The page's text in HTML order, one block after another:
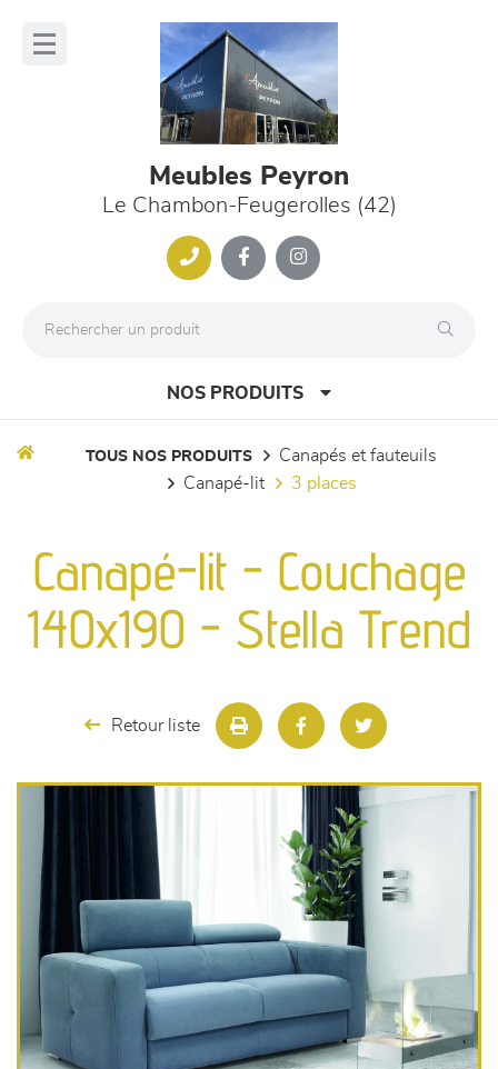
Meubles Peyron
Le Chambon-Feugerolles (42)
NOS PRODUITS
séjours
meubles de complément
TOUS NOS PRODUITS
canapés et fauteuils
canapé-lit
3 places
Canapé-lit - Couchage
140x190 - Stella Trend
Retour liste